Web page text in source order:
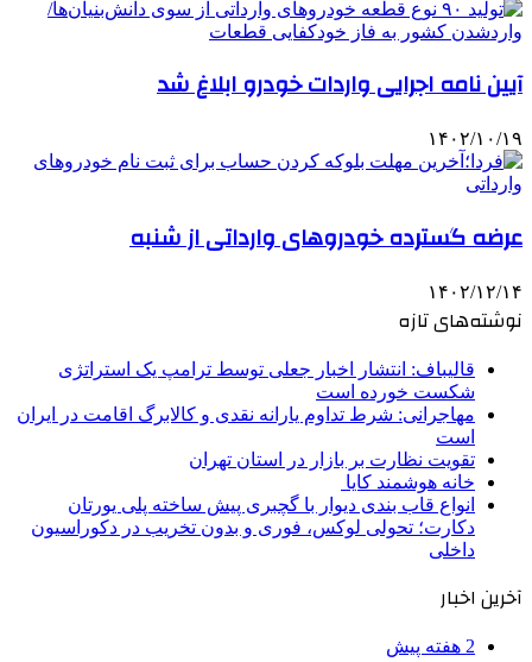
آیین نامه اجرایی واردات خودرو ابلاغ شد
۱۴۰۲/۱۰/۱۹
عرضه گسترده خودروهای وارداتی از شنبه
۱۴۰۲/۱۲/۱۴
نوشته‌های تازه
قالیباف: انتشار اخبار جعلی توسط ترامپ یک استراتژی
شکست خورده است
مهاجرانی: شرط تداوم یارانه نقدی و کالابرگ اقامت در ایران
است
تقویت نظارت بر بازار در استان تهران
خانه هوشمند کایا
انواع قاب بندی دیوار با گچبری پیش ساخته پلی یورتان
دکارت؛ تحولی لوکس، فوری و بدون تخریب در دکوراسیون
داخلی
آخرین اخبار
2 هفته پیش